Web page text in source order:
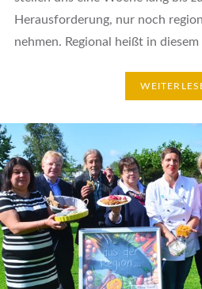
Herausforderung, nur noch
nehmen. Regional heißt in